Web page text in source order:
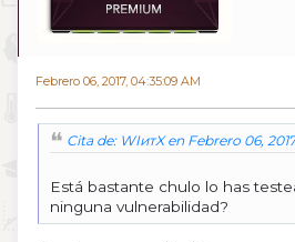
Febrero 06, 2017, 04:35:09 AM
Cita de: WIитX en Febrero 06,
Está bastante chulo lo has
ninguna vulnerabilidad?